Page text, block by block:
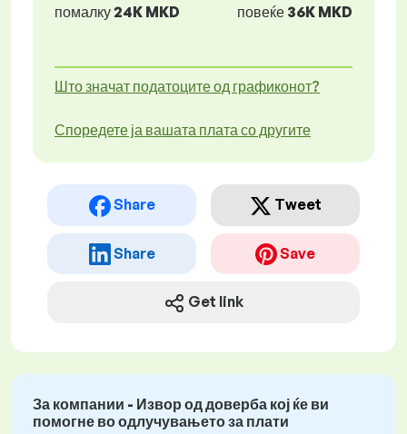
помалку24K MKD
повеќе 36K MKD
Што значат податоците од графиконот?
Споредете ја вашата плата со другите
Share Tweet
Share Save
Get link
За компании - Извор од доверба кој ќе ви
помогне во одлучувањето за плати